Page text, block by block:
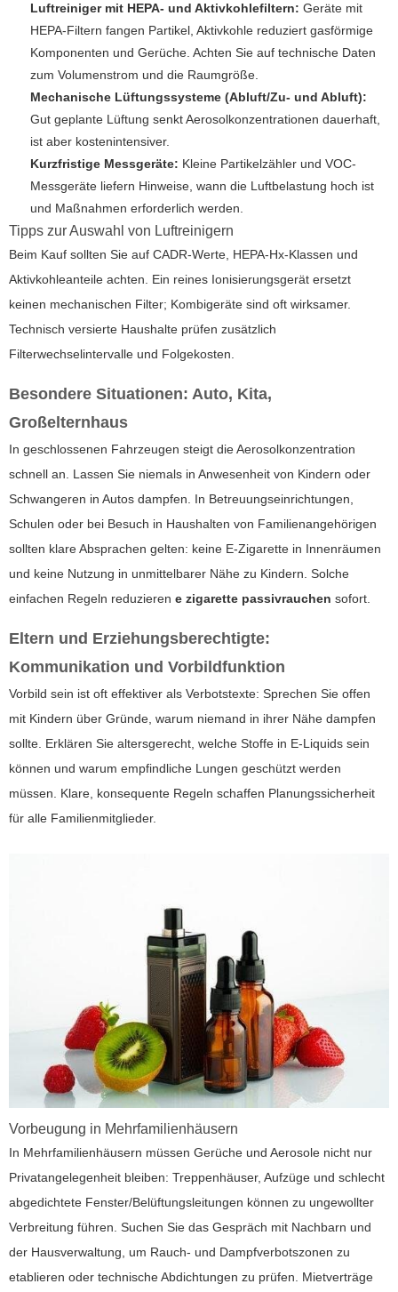
Luftreiniger mit HEPA- und Aktivkohlefiltern: Geräte mit
HEPA-Filtern fangen Partikel, Aktivkohle reduziert gasförmige
Komponenten und Gerüche. Achten Sie auf technische Daten
zum Volumenstrom und die Raumgröße.
Mechanische Lüftungssysteme (Abluft/Zu- und Abluft):
Gut geplante Lüftung senkt Aerosolkonzentrationen dauerhaft,
ist aber kostenintensiver.
Kurzfristige Messgeräte: Kleine Partikelzähler und VOC-
Messgeräte liefern Hinweise, wann die Luftbelastung hoch ist
und Maßnahmen erforderlich werden.
Tipps zur Auswahl von Luftreinigern
Beim Kauf sollten Sie auf CADR-Werte, HEPA-Hx-Klassen und
Aktivkohleanteile achten. Ein reines Ionisierungsgerät ersetzt
keinen mechanischen Filter; Kombigeräte sind oft wirksamer.
Technisch versierte Haushalte prüfen zusätzlich
Filterwechselintervalle und Folgekosten.
Besondere Situationen: Auto, Kita,
Großelternhaus
In geschlossenen Fahrzeugen steigt die Aerosolkonzentration
schnell an. Lassen Sie niemals in Anwesenheit von Kindern oder
Schwangeren in Autos dampfen. In Betreuungseinrichtungen,
Schulen oder bei Besuch in Haushalten von Familienangehörigen
sollten klare Absprachen gelten: keine E-Zigarette in Innenräumen
und keine Nutzung in unmittelbarer Nähe zu Kindern. Solche
einfachen Regeln reduzieren e zigarette passivrauchen sofort.
Eltern und Erziehungsberechtigte:
Kommunikation und Vorbildfunktion
Vorbild sein ist oft effektiver als Verbotstexte: Sprechen Sie offen
mit Kindern über Gründe, warum niemand in ihrer Nähe dampfen
sollte. Erklären Sie altersgerecht, welche Stoffe in E-Liquids sein
können und warum empfindliche Lungen geschützt werden
müssen. Klare, konsequente Regeln schaffen Planungssicherheit
für alle Familienmitglieder.
Vorbeugung in Mehrfamilienhäusern
In Mehrfamilienhäusern müssen Gerüche und Aerosole nicht nur
Privatangelegenheit bleiben: Treppenhäuser, Aufzüge und schlecht
abgedichtete Fenster/Belüftungsleitungen können zu ungewollter
Verbreitung führen. Suchen Sie das Gespräch mit Nachbarn und
der Hausverwaltung, um Rauch- und Dampfverbotszonen zu
etablieren oder technische Abdichtungen zu prüfen. Mietverträge